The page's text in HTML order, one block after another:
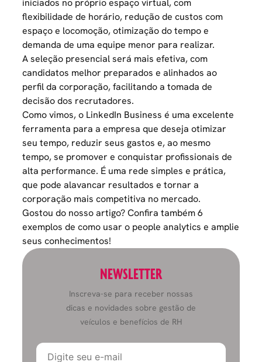
flexibilidade de horário, redução de custos com
espaço e locomoção, otimização do tempo e
demanda de uma equipe menor para realizar.
A seleção presencial será mais efetiva, com
candidatos melhor preparados e alinhados ao
perfil da corporação, facilitando a tomada de
decisão dos recrutadores.
Como vimos, o LinkedIn Business é uma excelente
ferramenta para a empresa que deseja otimizar
seu tempo, reduzir seus gastos e, ao mesmo
tempo, se promover e conquistar profissionais de
alta performance. É uma rede simples e prática,
que pode alavancar resultados e tornar a
corporação mais competitiva no mercado.
Gostou do nosso artigo? Confira também6
exemplos de como usar o people analytics e amplie
seus conhecimentos!
NEWSLETTER
Inscreva-se para receber nossas
dicas e novidades sobre gestão de
veículos e benefícios de RH